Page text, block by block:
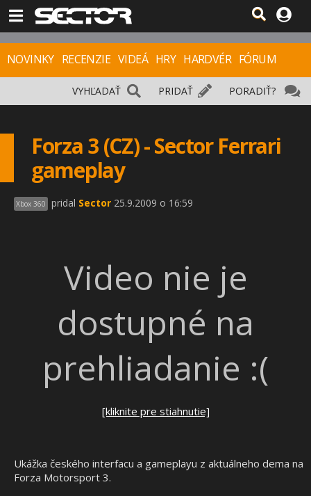
NOVINKY RECENZIE VIDEÁ HRY HARDVÉR FÓRUM
PORADIŤ?
PRIDAŤ
VYHĽADAŤ
Forza 3 (CZ) - Sector Ferrari
gameplay
Xbox 360 pridal Sector 25.9.2009 o 16:59
Video nie je
dostupné na
prehliadanie :(
[kliknite pre stiahnutie]
Ukážka českého interfacu a gameplayu z aktuálneho dema na
Forza Motorsport 3.